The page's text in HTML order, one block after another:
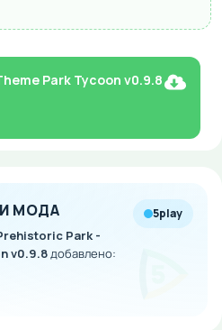
Park Tycoon v0.9.8
МОДА
Park -
v0.9.8добавлено:
5play